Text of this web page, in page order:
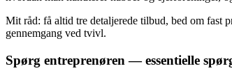
Mit råd: få altid tre detaljerede tilbud, bed om fast
gennemgang ved tvivl.
Spørg entreprenøren — essentielle